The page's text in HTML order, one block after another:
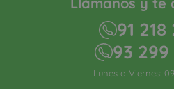
91 218
93 299
Lunes a Viernes: